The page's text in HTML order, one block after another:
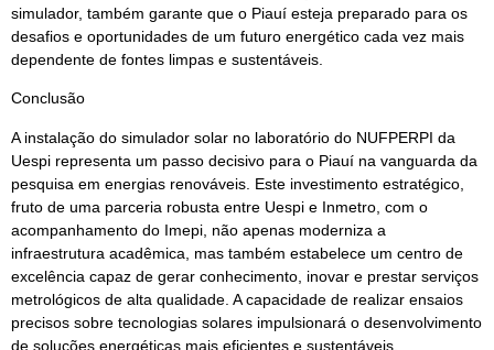
simulador, também garante que o Piauí esteja preparado para os
desafios e oportunidades de um futuro energético cada vez mais
dependente de fontes limpas e sustentáveis.
Conclusão
A instalação do simulador solar no laboratório do NUFPERPI da
Uespi representa um passo decisivo para o Piauí na vanguarda da
pesquisa em energias renováveis. Este investimento estratégico,
fruto de uma parceria robusta entre Uespi e Inmetro, com o
acompanhamento do Imepi, não apenas moderniza a
infraestrutura acadêmica, mas também estabelece um centro de
excelência capaz de gerar conhecimento, inovar e prestar serviços
metrológicos de alta qualidade. A capacidade de realizar ensaios
precisos sobre tecnologias solares impulsionará o desenvolvimento
de soluções energéticas mais eficientes e sustentáveis,